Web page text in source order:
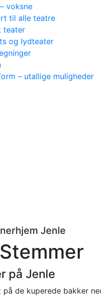
voksne
til alle teatre
teater
og lydteater
– utallige muligheder
Jenle
på Jenle
på de kuperede bakker